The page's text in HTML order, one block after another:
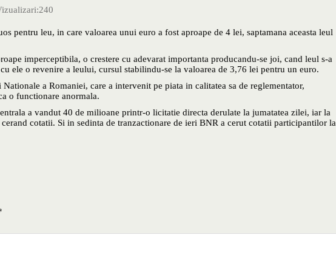
240
pentru leu, in care valoarea unui euro a fost aproape de 4 lei, saptamana aceasta leul
imperceptibila, o crestere cu adevarat importanta producandu-se joi, cand leul s-a
ele o revenire a leului, cursul stabilindu-se la valoarea de 3,76 lei pentru un euro.
a Romaniei, care a intervenit pe piata in calitatea sa de reglementator,
o functionare anormala.
a vandut 40 de milioane printr-o licitatie directa derulate la jumatatea zilei, iar la
cotatii. Si in sedinta de tranzactionare de ieri BNR a cerut cotatii participantilor la